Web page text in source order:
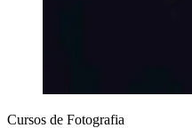
Cursos de Fotografia